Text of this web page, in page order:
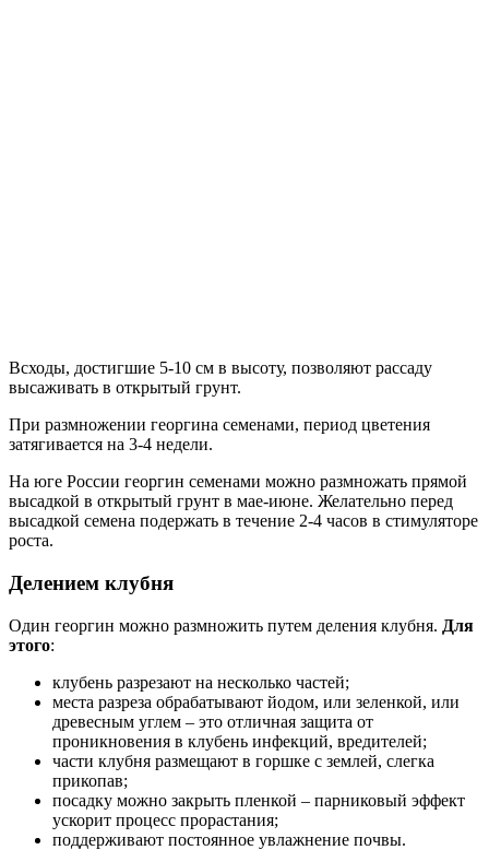
Всходы, достигшие 5-10 см в высоту, позволяют рассаду
высаживать в открытый грунт.
При размножении георгина семенами, период цветения
затягивается на 3-4 недели.
На юге России георгин семенами можно размножать прямой
высадкой в открытый грунт в мае-июне. Желательно перед
высадкой семена подержать в течение 2-4 часов в стимуляторе
роста.
Делением клубня
Один георгин можно размножить путем деления клубня. Для
этого:
клубень разрезают на несколько частей;
места разреза обрабатывают йодом, или зеленкой, или
древесным углем – это отличная защита от
проникновения в клубень инфекций, вредителей;
части клубня размещают в горшке с землей, слегка
прикопав;
посадку можно закрыть пленкой – парниковый эффект
ускорит процесс прорастания;
поддерживают постоянное увлажнение почвы.